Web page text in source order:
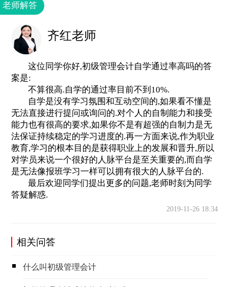
老师解答
齐红老师
这位同学你好,初级管理会计自学通过率高吗的答
案是:
不算很高.自学的通过率目前不到10%.
自学是没有学习氛围和互动空间的,如果看不懂是
无法直接进行提问或询问的.对个人的自制能力和接受
能力也有很高的要求,如果你不是有超强的自制力是无
法保证持续稳定的学习进度的.再一方面来说,作为职业
教育,学习的根本目的是获得职业上的发展和晋升,所以
对学员来说一个很好的人脉平台是至关重要的,而自学
是无法像报班学习一样可以拥有很大的人脉平台的.
最后欢迎同学们提出更多的问题,老师时刻为同学
答疑解惑.
2019-11-26 18:34
相关问答
什么叫初级管理会计